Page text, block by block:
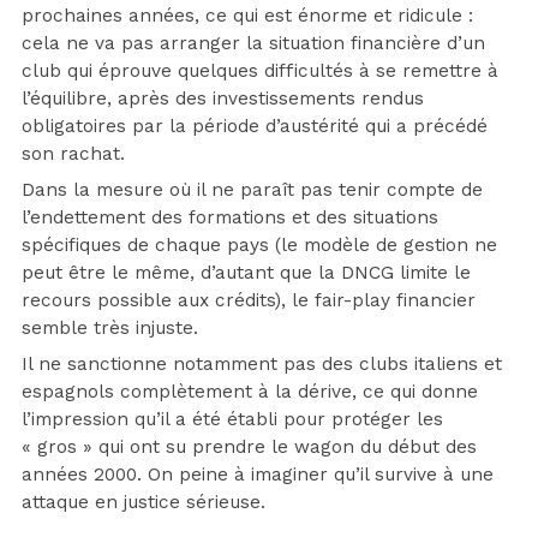
prochaines années, ce qui est énorme et ridicule :
cela ne va pas arranger la situation financière d’un
club qui éprouve quelques difficultés à se remettre à
l’équilibre, après des investissements rendus
obligatoires par la période d’austérité qui a précédé
son rachat.
Dans la mesure où il ne paraît pas tenir compte de
l’endettement des formations et des situations
spécifiques de chaque pays (le modèle de gestion ne
peut être le même, d’autant que la DNCG limite le
recours possible aux crédits), le fair-play financier
semble très injuste.
Il ne sanctionne notamment pas des clubs italiens et
espagnols complètement à la dérive, ce qui donne
l’impression qu’il a été établi pour protéger les
« gros » qui ont su prendre le wagon du début des
années 2000. On peine à imaginer qu’il survive à une
attaque en justice sérieuse.